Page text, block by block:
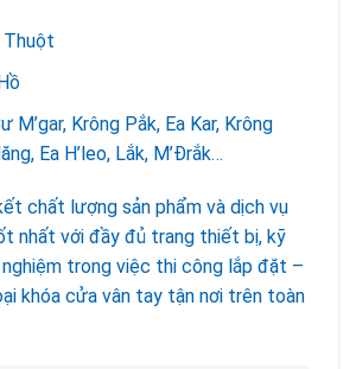
Thuột
M’gar, Krông Pắk, Ea Kar, Krông
Ea H’leo, Lắk, M’Đrắk…
chất lượng sản phẩm và dịch vụ
nhất với đầy đủ trang thiết bị, kỹ
nghiệm trong việc thi công lắp đặt –
khóa cửa vân tay tận nơi trên toàn